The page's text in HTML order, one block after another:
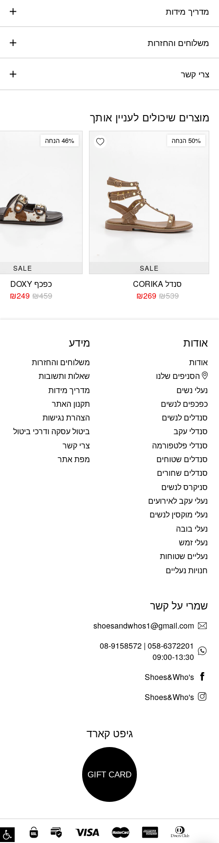
מדריך מידות
משלוחים והחזרות
צרי קשר
מוצרים שיכולים לעניין אותך
Add wishlist 50% הנחה
SALE
סנדל CORIKA
₪539
המחיר
₪269המחיר
46% הנחה
SALE
כפכף DOXY
₪459
₪249
אודות
אודות
הסניפים שלנו
נעלי נשים
כפכפים לנשים
סנדלים לנשים
סנדלי עקב
סנדלי פלטפורמה
סנדלים שטוחים
סנדלים שחורים
סניקרס לנשים
נעלי עקב לאירועים
נעלי מוקסין לנשים
נעלי בובה
נעלי זמש
נעליים שטוחות
חנויות נעליים
מידע
משלוחים והחזרות
שאלות ותשובות
מדריך מידות
תקנון האתר
הצהרת נגישות
ביטול עסקה ודרכי ביטול
צרי קשר
מפת אתר
שמרי על קשר
shoesandwhos1@gmail.com
058-6372201 | 08-9158572
09:00-13:30
Shoes&Who's
Shoes&Who's
גיפט קארד
GIFT CARD